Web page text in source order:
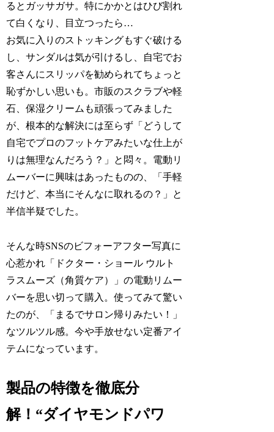
るとガッサガサ。特にかかとはひび割れ
て白くなり、目立つったら…
お気に入りのストッキングもすぐ破ける
し、サンダルは気が引けるし、自宅でお
客さんにスリッパを勧められてちょっと
恥ずかしい思いも。市販のスクラブや軽
石、保湿クリームも頑張ってみました
が、根本的な解決には至らず「どうして
自宅でプロのフットケアみたいな仕上が
りは無理なんだろう？」と悶々。電動リ
ムーバーに興味はあったものの、「手軽
だけど、本当にそんなに取れるの？」と
半信半疑でした。
そんな時SNSのビフォーアフター写真に
心惹かれ「ドクター・ショール ウルト
ラスムーズ（角質ケア）」の電動リムー
バーを思い切って購入。使ってみて驚い
たのが、「まるでサロン帰りみたい！」
なツルツル感。今や手放せない定番アイ
テムになっています。
製品の特徴を徹底分
解！“ダイヤモンドパワ